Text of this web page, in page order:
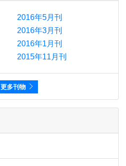
2016年5月刊
2016年3月刊
2016年1月刊
2015年11月刊
更多刊物